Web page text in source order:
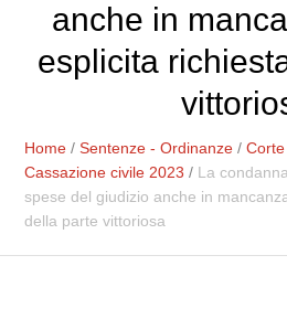
anche in
esplicita
Home /Sentenze - Ordinanze /
Cassazione civile 2023 / La
spese del giudizio anche in
della parte vittoriosa